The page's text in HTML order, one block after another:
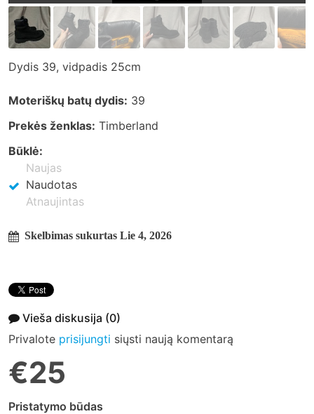
Dydis 39, vidpadis 25cm
Moteriškų batų dydis: 39
Prekės ženklas: Timberland
Būklė:
Naujas
Naudotas
Atnaujintas
Skelbimas sukurtas Lie 4, 2026
Vieša diskusija (0)
Privalote prisijungti siųsti naują komentarą
€25
Pristatymo būdas